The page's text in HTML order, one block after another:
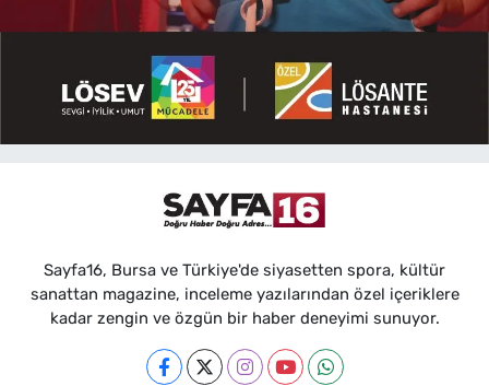
Sayfa16, Bursa ve Türkiye'de siyasetten spora, kültür
sanattan magazine, inceleme yazılarından özel içeriklere
kadar zengin ve özgün bir haber deneyimi sunuyor.